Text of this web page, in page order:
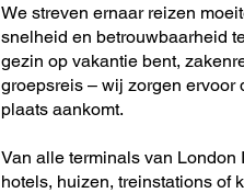
We streven ernaar reizen
snelheid en betrouwbaarheid
gezin op vakantie bent,
groepsreis – wij zorgen
plaats aankomt.
Van alle terminals van London
hotels, huizen, treinstations of